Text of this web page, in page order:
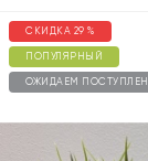
СКИДКА 29 %
ПОПУЛЯРНЫЙ
ОЖИДАЕМ